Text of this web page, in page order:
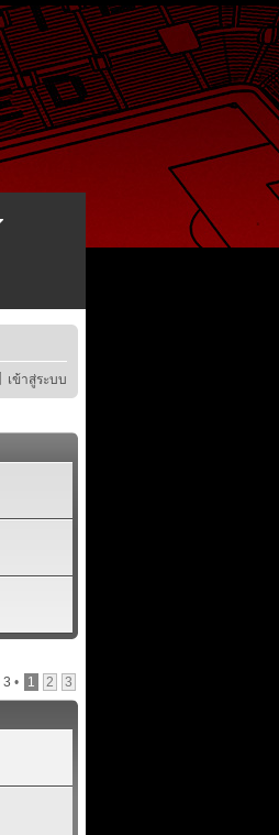
เข้าสู่ระบบ
3 • 1 2 3